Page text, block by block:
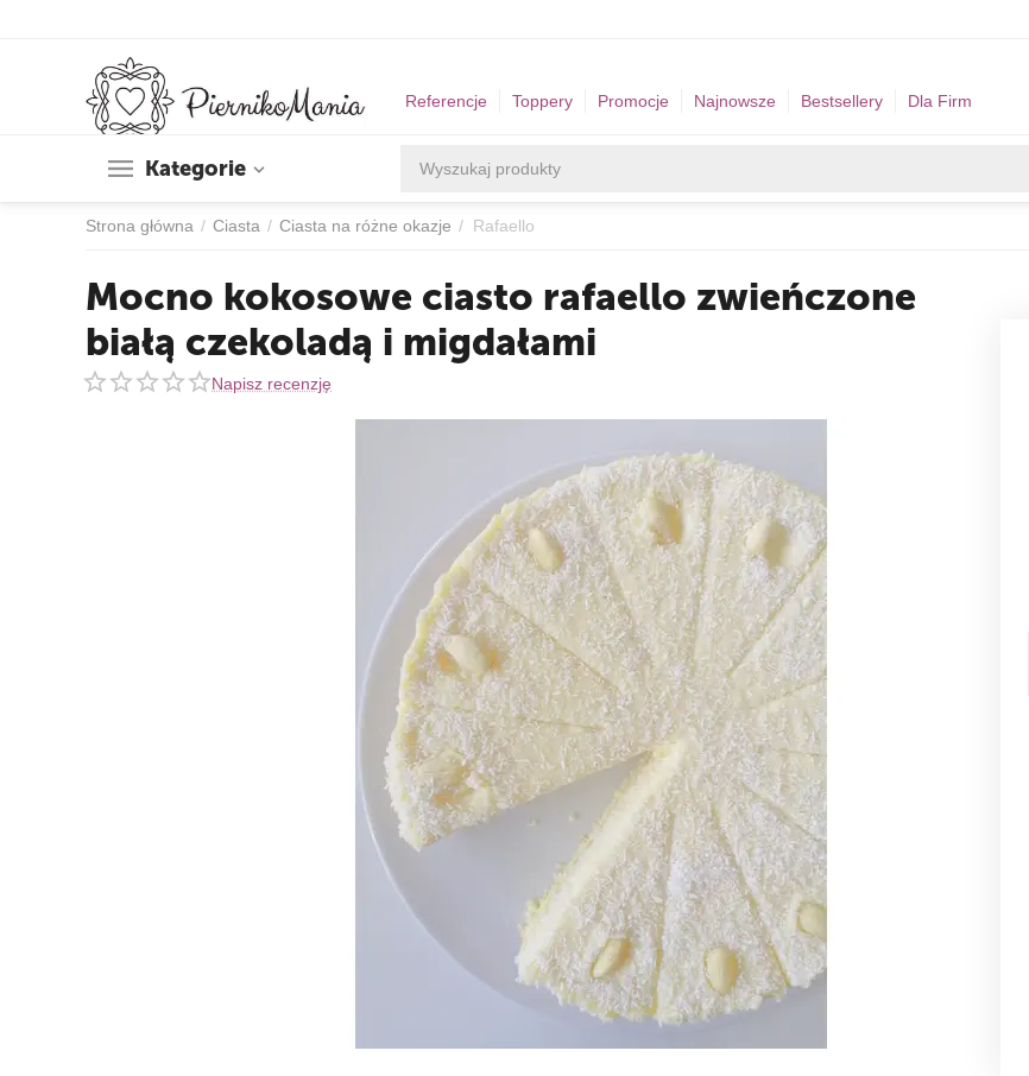
Referencje Toppery Promocje Najnowsze Bestsellery Dla Firm
Kategorie
Strona główna / Ciasta / Ciasta na różne okazje / Rafaello
Mocno kokosowe ciasto rafaello zwieńczone
białą czekoladą i migdałami
Napisz recenzję